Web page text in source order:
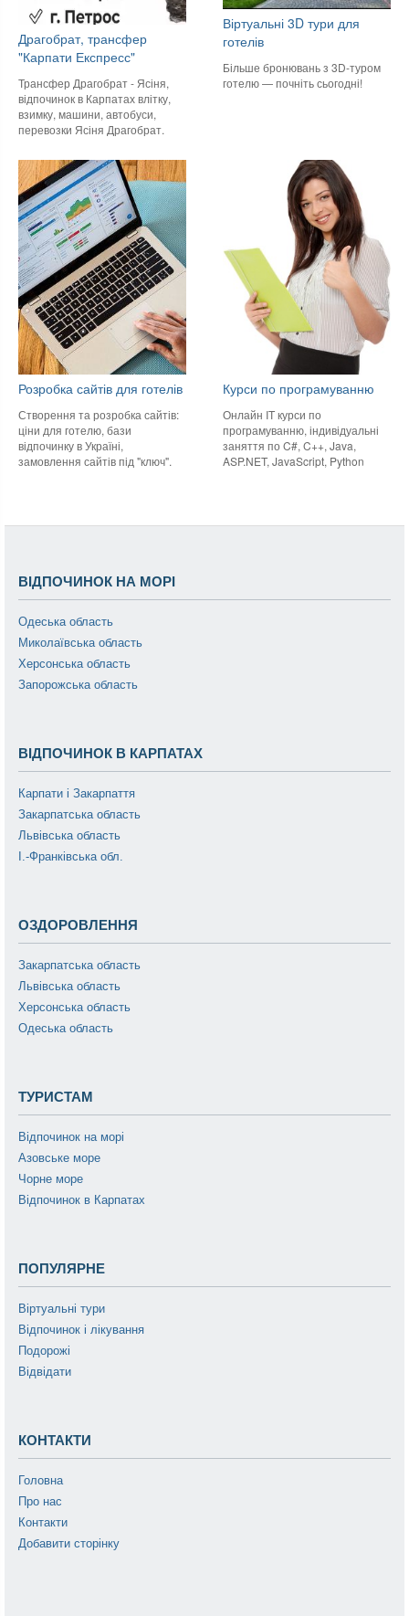
Драгобрат, трансфер
"Карпати Експресс"
Трансфер Драгобрат - Ясіня,
відпочинок в Карпатах влітку,
взимку, машини, автобуси,
перевозки Ясіня Драгобрат.
Віртуальні 3D тури для
готелів
Більше бронювань з 3D-туром
готелю — почніть сьогодні!
Розробка сайтів для готелів
Створення та розробка сайтів:
ціни для готелю, бази
відпочинку в Україні,
замовлення сайтів під "ключ".
Курси по програмуванню
Онлайн IT курси по
програмуванню, індивідуальні
заняття по C#, C++, Java,
ASP.NET, JavaScript, Python
ВІДПОЧИНОК НА МОРІ
Одеська область
Миколаївська область
Херсонська область
Запорожська область
ВІДПОЧИНОК В КАРПАТАХ
Карпати і Закарпаття
Закарпатська область
Львівська область
І.-Франківська обл.
ОЗДОРОВЛЕННЯ
Закарпатська область
Львівська область
Херсонська область
Одеська область
ТУРИСТАМ
Відпочинок на морі
Азовське море
Чорне море
Відпочинок в Карпатах
ПОПУЛЯРНЕ
Віртуальні тури
Відпочинок і лікування
Подорожі
Відвідати
КОНТАКТИ
Головна
Про нас
Контакти
Добавити сторінку